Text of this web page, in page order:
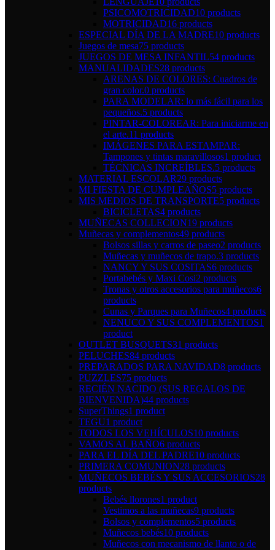
PSICOMOTRICIDAD10 products
MOTRICIDAD16 products
ESPECIAL DÍA DE LA MADRE10 products
Juegos de mesa75 products
JUEGOS DE MESA INFANTIL54 products
MANUALIDADES28 products
ARENAS DE COLORES: Cuadros de
gran color.0 products
PARA MODELAR: lo más fácil para los
pequeños.5 products
PINTAR-COLOREAR: Para iniciarme en
el arte.11 products
IMÁGENES PARA ESTAMPAR:
Tampones y tintas maravillosos1 product
TÉCNICAS INCREÍBLES.5 products
MATERIAL ESCOLAR29 products
MI FIESTA DE CUMPLEAÑOS5 products
MIS MEDIOS DE TRANSPORTE5 products
BICICLETAS4 products
MUÑECAS COLLECION19 products
Muñecas y complementos49 products
Bolsos sillas y carros de paseo2 products
Muñecas y muñecos de trapo.3 products
NANCY Y SUS COSITAS6 products
Portabebés y Maxi Cosi2 products
Tronas y otros accesorios para muñecos6
products
Cunas y Parques para Muñecos4 products
NENUCO Y SUS COMPLEMENTOS1
product
OUTLET BUSQUETS31 products
PELUCHES84 products
PREPARADOS PARA NAVIDAD8 products
PUZZLES75 products
RECIÉN NACIDO (SUS REGALOS DE
BIENVENIDA)44 products
SuperThings1 product
TEGU1 product
TODOS LOS VEHÍCULOS10 products
VAMOS AL BAÑO6 products
PARA EL DÍA DEL PADRE10 products
PRIMERA COMUNION28 products
MUÑECOS BEBÉS Y SUS ACCESORIOS28
products
Bebés llorones1 product
Vestimos a las muñecas9 products
Bolsos y complementos5 products
Muñecos bebés10 products
Muñecos con mecanismo de llanto o de